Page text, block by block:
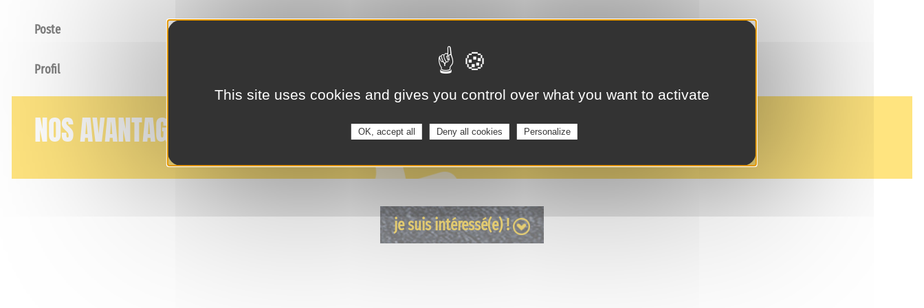
Poste
Profil
NOS AVANTAGES
je suis intéressé(e) !
This site uses cookies and gives you control over what you want to activate
OK, accept all Deny all cookies Personalize